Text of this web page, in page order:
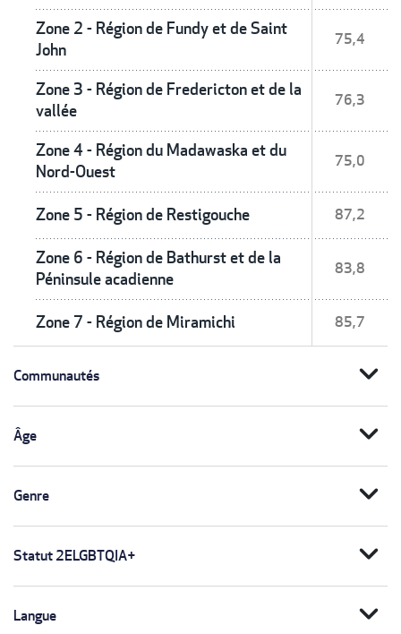
Zone 2 - Région de Fundy et de Saint
John
75,4
Zone 3 - Région de Fredericton et de la
vallée
76,3
Zone 4 - Région du Madawaska et du
Nord-Ouest
75,0
Zone 5 - Région de Restigouche 87,2
Zone 6 - Région de Bathurst et de la
Péninsule acadienne
83,8
Zone 7 - Région de Miramichi 85,7
Communautés expand_more
Âge expand_more
Genre expand_more
Statut 2ELGBTQIA+ expand_more
Langue expand_more